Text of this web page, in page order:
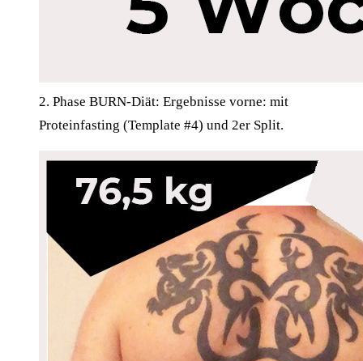
2. Phase BURN-Diät: Ergebnisse vorne: mit
Proteinfasting (Template #4) und 2er Split.